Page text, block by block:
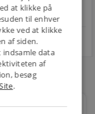
open_in_new
DN15 Kvs 1,6 PN16
at klikke på
til enhver
ved at klikke
af siden.
indsamle data
af
besøg
.